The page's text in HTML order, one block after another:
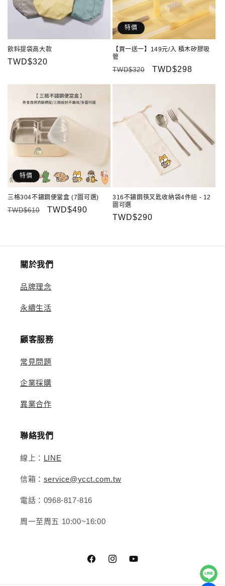
飲料提袋高大款
定
TWD$320
特價
【買一送一】149元/入 積木矽膠吸
管
定
TWD$320
售
TWD$298
特價
三格304不鏽鋼便當盒 (7圖可選)
定
TWD$610
售
TWD$490
316不鏽鋼筷叉匙收納袋4件組 - 12
圖可選
定
TWD$290
關於我們
品牌理念
永續生活
顧客服務
常見問題
企業採購
異業合作
聯絡我們
線上： LINE
信箱： service@ycct.com.tw
電話：0968-817-816
周一至周五 10:00~16:00
FacebookInstagramYouTube